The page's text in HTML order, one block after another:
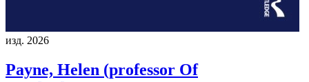
изд. 2026
Payne, Helen (professor Of